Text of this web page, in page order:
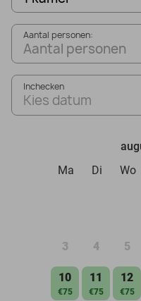
Aantal personen:
Aantal personen
Inchecken
Kies datum
Ma
Di Wo
3 4 5
10
€75
11
€75
12
€75